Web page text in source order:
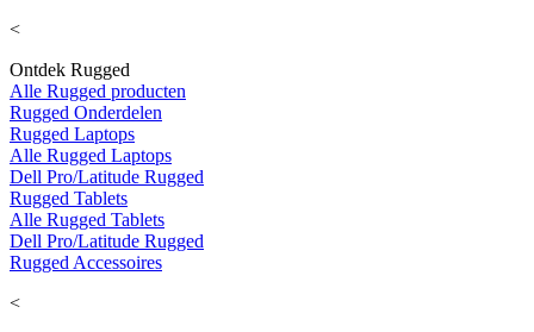
<
Ontdek Rugged
Alle Rugged producten
Rugged Onderdelen
Rugged Laptops
Alle Rugged Laptops
Dell Pro/Latitude Rugged
Rugged Tablets
Alle Rugged Tablets
Dell Pro/Latitude Rugged
Rugged Accessoires
<